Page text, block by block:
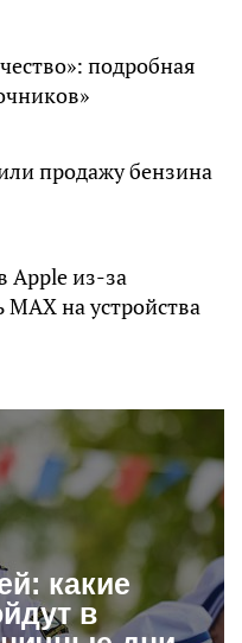
подробная
продажу бензина
Apple из-за
на устройства
какие
в